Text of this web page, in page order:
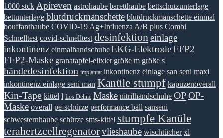
1000 stck Apireven astrohaube baretthaube bettschutzunterlage
bettunterlage blutdruckmanschette blutdruckmanschette einmal
bouffanthaube COVID-19 Ag+Influenza A/B plus Combi
Schnelltest covid-schnelltest desinfektioneinlage
inkontinenz einmalhandschuhe EKG-ElektrodeFFP2
FFP2-Maske granatapfel-elixier größe m größe s
händedesinfektion implantat inkontinenz einlage san seni maxi
inkontinenz einlage seni man Kanüle stumpf kapuzenoverall
Kin-Tape kittel l Los Deline Maske nitrilhandschuhe OPOP-
Maske overall pe-schürze performance ball sanseni
schwesternhaube schürze sms-kittel stumpfe Kanüle
terahertzcellregenatorvlieshaube wischtücher xl